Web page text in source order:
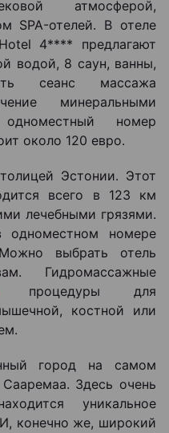
атмосферой,
SPA-отелей. В отеле
4**** предлагают
водой, 8 саун, ванны,
сеанс массажа
минеральными
номер
около 120 евро.
Эстонии. Этот
всего в 123 км
лечебными грязями.
одноместном номере
выбрать отель
Гидромассажные
процедуры для
костной или
город на самом
Здесь очень
уникальное
конечно же, широкий